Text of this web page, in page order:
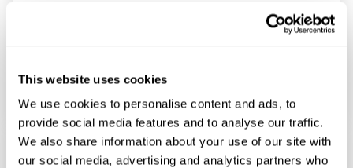
This website uses cookies
We use cookies to personalise content and ads, to
provide social media features and to analyse our traffic.
We also share information about your use of our site with
our social media, advertising and analytics partners who
року в найбільшому виставковому конференц-
центрі RAI Amsterdam.
ВИСТАВКИ